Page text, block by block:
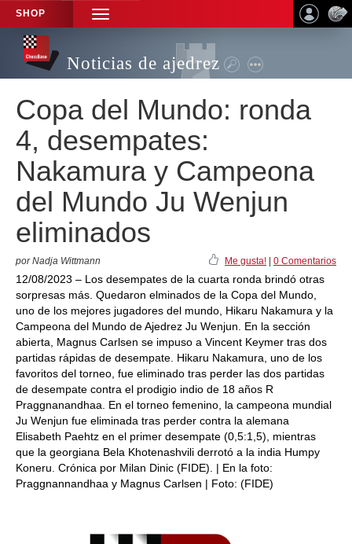
SHOP
TOGGLE
NAVIGATION
Noticias de ajedrez
Copa del Mundo: ronda
4, desempates:
Nakamura y Campeona
del Mundo Ju Wenjun
eliminados
por Nadja Wittmann Me gusta! 0 Comentarios
12/08/2023 – Los desempates de la cuarta ronda brindó otras
sorpresas más. Quedaron elminados de la Copa del Mundo,
uno de los mejores jugadores del mundo, Hikaru Nakamura y la
Campeona del Mundo de Ajedrez Ju Wenjun. En la sección
abierta, Magnus Carlsen se impuso a Vincent Keymer tras dos
partidas rápidas de desempate. Hikaru Nakamura, uno de los
favoritos del torneo, fue eliminado tras perder las dos partidas
de desempate contra el prodigio indio de 18 años R
Praggnanandhaa. En el torneo femenino, la campeona mundial
Ju Wenjun fue eliminada tras perder contra la alemana
Elisabeth Paehtz en el primer desempate (0,5:1,5), mientras
que la georgiana Bela Khotenashvili derrotó a la india Humpy
Koneru. Crónica por Milan Dinic (FIDE). | En la foto:
Praggnannandhaa y Magnus Carlsen | Foto: (FIDE)